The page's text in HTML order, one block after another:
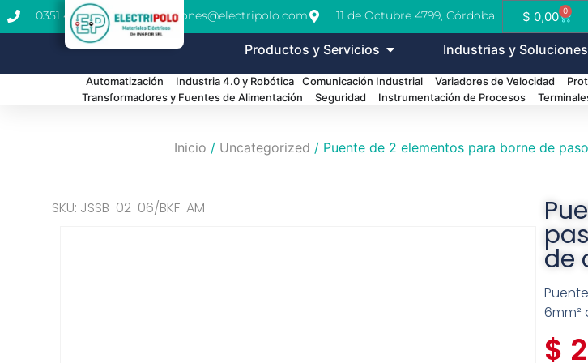
0351 462-1771 cotizaciones@electripolo.com 11 de Octubre 4799, Córdoba $ 0,00 0
Productos y Servicios Industrias y Soluciones
Automatización Industria 4.0 y Robótica Comunicación Industrial Variadores de Velocidad
Transformadores y Fuentes de Alimentación
Seguridad Instrumentación de Procesos
Inicio / Uncategorized / Puente de 2 elementos para borne de
SKU: JSSB-02-06/BKF-AM
de
6mm²
$